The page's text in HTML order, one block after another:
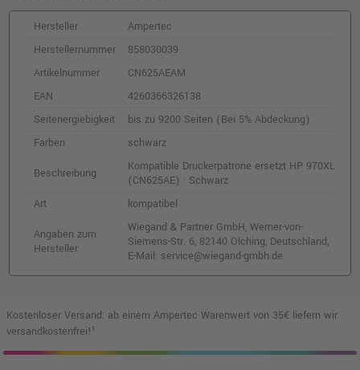
Hersteller
Ampertec
Herstellernummer
858030039
Artikelnummer
CN625AEAM
EAN
4260366326138
Seitenergiebigkeit
bis zu 9200 Seiten (Bei 5% Abdeckung)
Farben
schwarz
Beschreibung
Kompatible Druckerpatrone ersetzt HP 970XL
(CN625AE) · Schwarz
Art
kompatibel
Angaben zum
Hersteller
Wiegand & Partner GmbH, Werner-von-
Siemens-Str. 6, 82140 Olching, Deutschland,
E-Mail: service@wiegand-gmbh.de
Kostenloser Versand: ab einem Ampertec Warenwert von 35€ liefern wir
versandkostenfrei!¹